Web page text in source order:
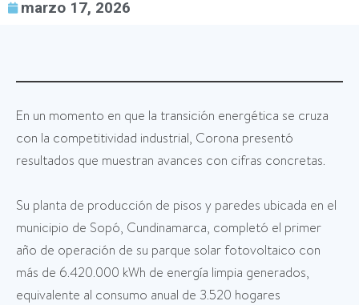
marzo 17, 2026
En un momento en que la transición energética se cruza
con la competitividad industrial, Corona presentó
resultados que muestran avances con cifras concretas.
Su planta de producción de pisos y paredes ubicada en el
municipio de Sopó, Cundinamarca, completó el primer
año de operación de su parque solar fotovoltaico con
más de 6.420.000 kWh de energía limpia generados,
equivalente al consumo anual de 3.520 hogares